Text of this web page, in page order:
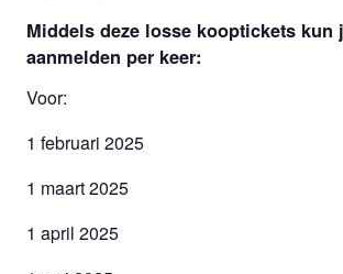
Middels deze losse kooptickets kun
aanmelden per keer:
Voor:
1 februari 2025
1 maart 2025
1 april 2025